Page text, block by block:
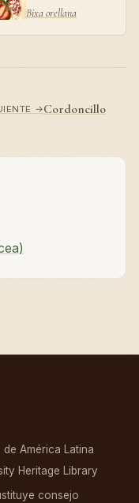
Bixa orellana
→Cordoncillo
América Latina
Heritage Library
consejo